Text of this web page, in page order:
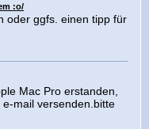
:o/
oder ggfs. einen tipp für
Mac Pro erstanden,
mail versenden.bitte